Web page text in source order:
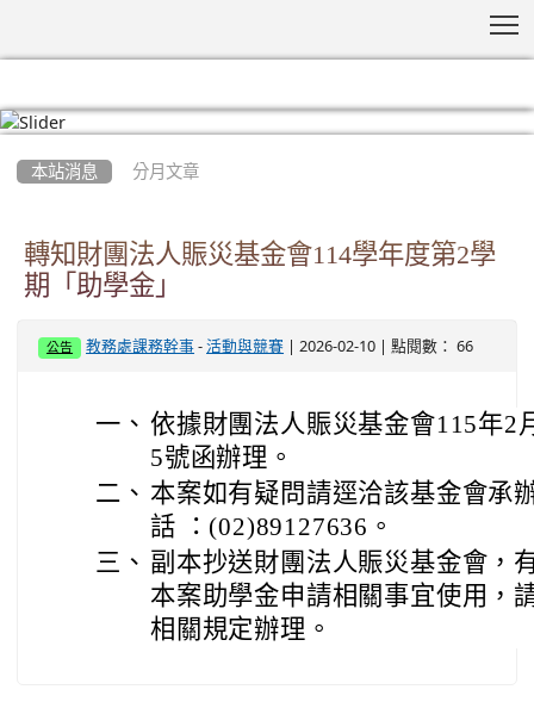
本站消息 分月文章
轉知財團法人賑災基金會114學年度第2學
期「助學金」
公告 教務處課務幹事 -活動與競賽 | 2026-02-10 | 點閱數： 66
一、 依據財團法人賑災基金會115年2
5號函辦理。
二、 本案如有疑問請逕洽該基金會承
話 ：(02)89127636。
三、 副本抄送財團法人賑災基金會，
本案助學金申請相關事宜使用，
相關規定辦理。